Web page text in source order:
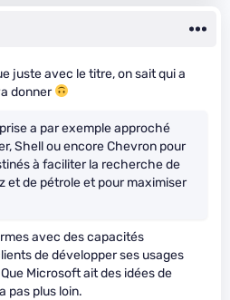
juste avec le titre, on sait qui a
donner
a par exemple approché
Shell ou encore Chevron pour
à faciliter la recherche de
et de pétrole et pour maximiser
avec des capacités
de développer ses usages
Microsoft ait des idées de
pas plus loin.